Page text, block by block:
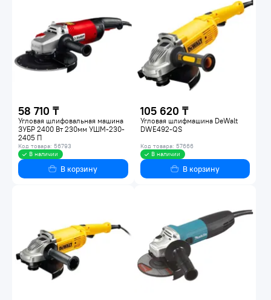
58 710 ₸
Угловая шлифовальная машина
ЗУБР 2400 Вт 230мм УШМ-230-
2405 П
Код товара: 56793
В наличии
В корзину
105 620 ₸
Угловая шлифмашина DeWalt
DWE492-QS
Код товара: 57666
В наличии
В корзину